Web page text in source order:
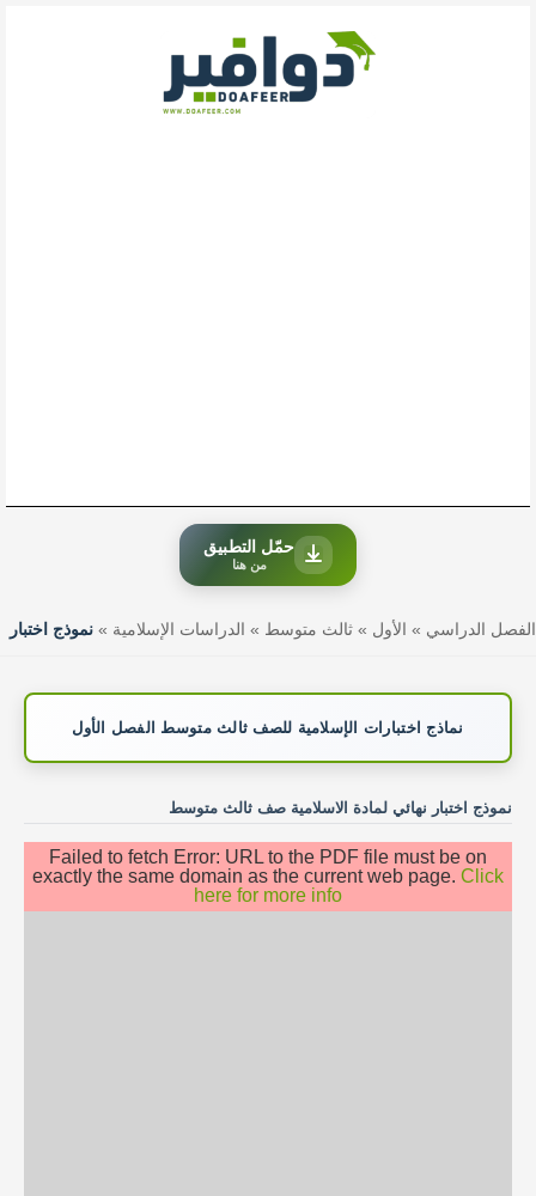
حمّل التطبيق
من هنا
الفصل الدراسي » الأول » ثالث متوسط » الدراسات الإسلامية » نموذج اختبار
نماذج اختبارات الإسلامية للصف ثالث متوسط الفصل الأول
نموذج اختبار نهائي لمادة الاسلامية صف ثالث متوسط
Failed to fetch Error: URL to the PDF file must be on
exactly the same domain as the current web page. Click
here for more info